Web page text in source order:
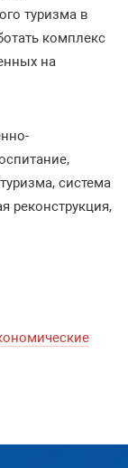
туризма в
комплекс
на
система
реконструкция,